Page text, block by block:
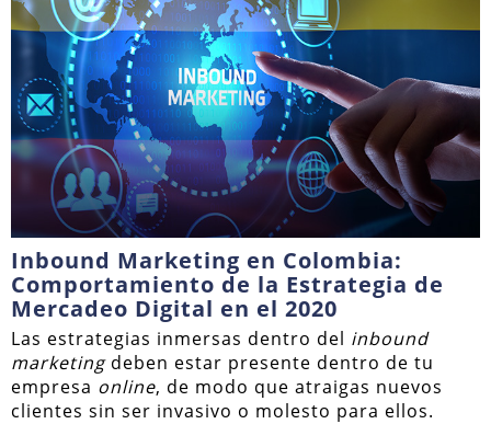
Inbound Marketing en Colombia:
Comportamiento de la Estrategia de
Mercadeo Digital en el 2020
Las estrategias inmersas dentro del inbound
marketingdeben estar presente dentro de tu
empresa online, de modo que atraigas nuevos
clientes sin ser invasivo o molesto para ellos.